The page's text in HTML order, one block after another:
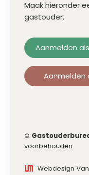
Maak hieronder
gastouder.
Aanmelden
Aanmelden
©
voorbehouden
Webdesign